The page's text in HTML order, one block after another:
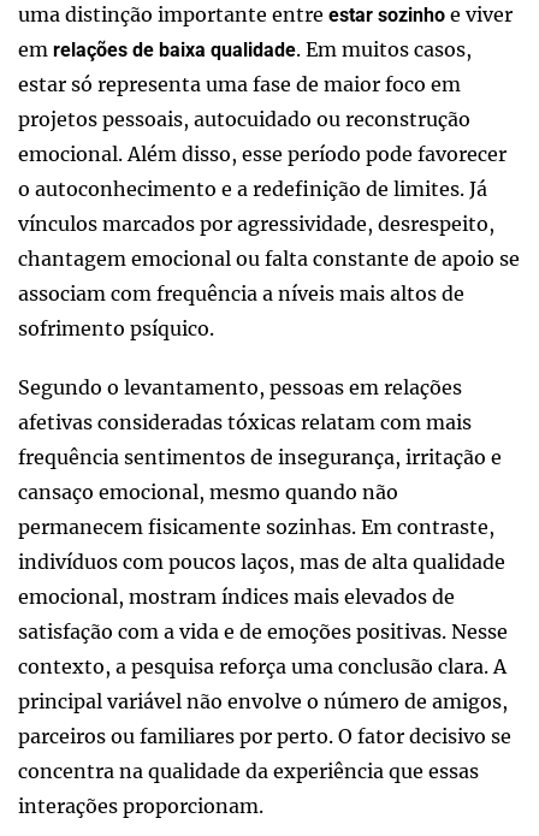
uma distinção importante entre estar sozinho e viver
em relações de baixa qualidade. Em muitos casos,
estar só representa uma fase de maior foco em
projetos pessoais, autocuidado ou reconstrução
emocional. Além disso, esse período pode favorecer
o autoconhecimento e a redefinição de limites. Já
vínculos marcados por agressividade, desrespeito,
chantagem emocional ou falta constante de apoio se
associam com frequência a níveis mais altos de
sofrimento psíquico.
Segundo o levantamento, pessoas em relações
afetivas consideradas tóxicas relatam com mais
frequência sentimentos de insegurança, irritação e
cansaço emocional, mesmo quando não
permanecem fisicamente sozinhas. Em contraste,
indivíduos com poucos laços, mas de alta qualidade
emocional, mostram índices mais elevados de
satisfação com a vida e de emoções positivas. Nesse
contexto, a pesquisa reforça uma conclusão clara. A
principal variável não envolve o número de amigos,
parceiros ou familiares por perto. O fator decisivo se
concentra na qualidade da experiência que essas
interações proporcionam.